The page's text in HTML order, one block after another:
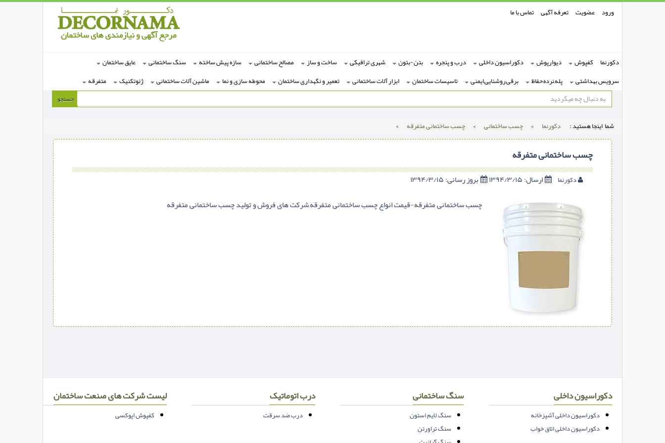
ورود عضویت تعرفه آگهی تماس با ما
دکورنما کفپوش دیوارپوش دکوراسیون داخلی درب و پنجره بتن-بتون شهری ترافیکی ساخت و ساز مصالح ساختمانی سازه پیش ساخته سنگ ساختمانی
عایق ساختمان
سرویس بهداشتی
پله,نرده,حفاظ برقی,روشنایی,ایمنی تاسیسات ساختمان ابزار آلات ساختمانی تعمیر و نگهداری ساختمان محوطه سازی و نما ماشین آلات ساختمانی ژئوتکنیک متفرقه
جستجو
شما اینجا هستید : دکورنما > چسب ساختمانی > چسب ساختمانی متفرقه >
چسب ساختمانی متفرقه
دکورنما ارسال:۱۳۹۴/۳/۱۵ بروز رسانی:
چسب ساختمانی متفرقه-قیمت انواع چسب ساختمانی متفرقه,شرکت های فروش و تولید چسب ساختمانی متفرقه
دکوراسیون داخلی
دکوراسیون داخلی آشپزخانه
دکوراسیون داخلی اتاق خواب
سنگ ساختمانی
سنگ لایم استون
سنگ تراورتن
درب اتوماتیک
درب ضد سرقت
لیست شرکت های صنعت ساختمان
کفپوش اپوکسی